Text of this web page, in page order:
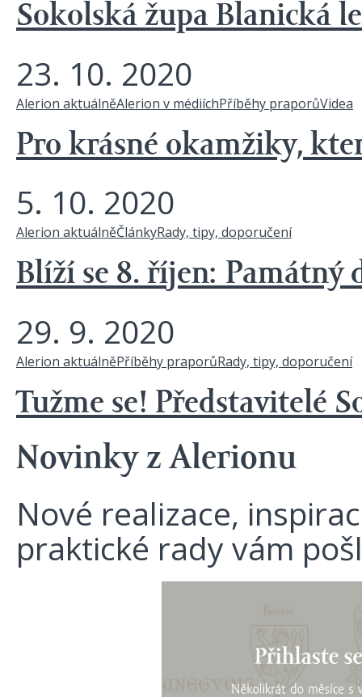
Sokolská župa Blanická
23. 10. 2020
Alerion aktuálněAlerion v médiíchPříběhy praporůVidea
Pro krásné okamžiky,
5. 10. 2020
Alerion aktuálněČlánkyRady, tipy, doporučení
Blíží se 8. říjen: Památný
29. 9. 2020
Alerion aktuálněPříběhy praporůRady, tipy, doporučení
Tužme se! Představitelé
Novinky z Alerionu
Nové realizace,
praktické rady vám